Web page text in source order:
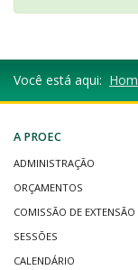
Você está aqui:
A PROEC
ADMINISTRAÇÃO
ORÇAMENTOS
COMISSÃO DE
SESSÕES
CALENDÁRIO